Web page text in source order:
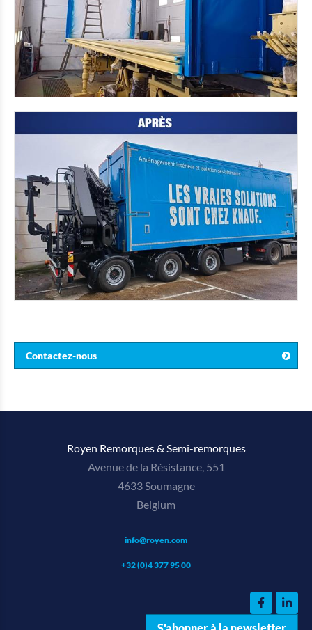
Contactez-nous
Royen Remorques & Semi-remorques
Avenue de la Résistance, 551
4633 Soumagne
Belgium
info@royen.com
+32 (0)4 377 95 00